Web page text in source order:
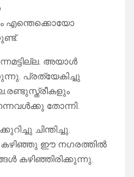
എന്തെക്കൊയോ
അയാൾ
പ്രത്യേകിച്ചു
തോന്നി.
ചിന്തിച്ചു.
കഴിഞ്ഞു ഈ നഗരത്തിൽ
കഴിഞ്ഞിരിക്കുന്നു.